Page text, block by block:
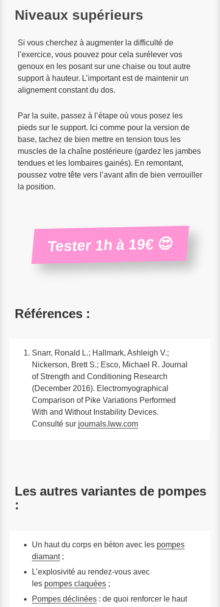
Niveaux supérieurs
Si vous cherchez à augmenter la difficulté de
l’exercice, vous pouvez pour cela surélever vos
genoux en les posant sur une chaise ou tout autre
support à hauteur. L’important est de maintenir un
alignement constant du dos.
Par la suite, passez à l’étape où vous posez les
pieds sur le support. Ici comme pour la version de
base, tachez de bien mettre en tension tous les
muscles de la chaîne postérieure (gardez les jambes
tendues et les lombaires gainés). En remontant,
poussez votre tête vers l’avant afin de bien verrouiller
la position.
Tester 1h à 19€ 😍
Références :
Snarr, Ronald L.; Hallmark, Ashleigh V.;
Nickerson, Brett S.; Esco, Michael R. Journal
of Strength and Conditioning Research
(December 2016). Electromyographical
Comparison of Pike Variations Performed
With and Without Instability Devices.
Consulté sur journals.lww.com
Les autres variantes de pompes
:
Un haut du corps en béton avec les pompes
diamant;
L’explosivité au rendez-vous avec
les pompes claquées ;
Pompes déclinées : de quoi renforcer le haut